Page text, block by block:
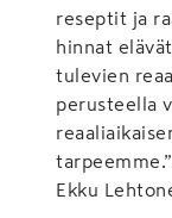
reseptit ja
hinnat
tulevien
perusteella
Ekku